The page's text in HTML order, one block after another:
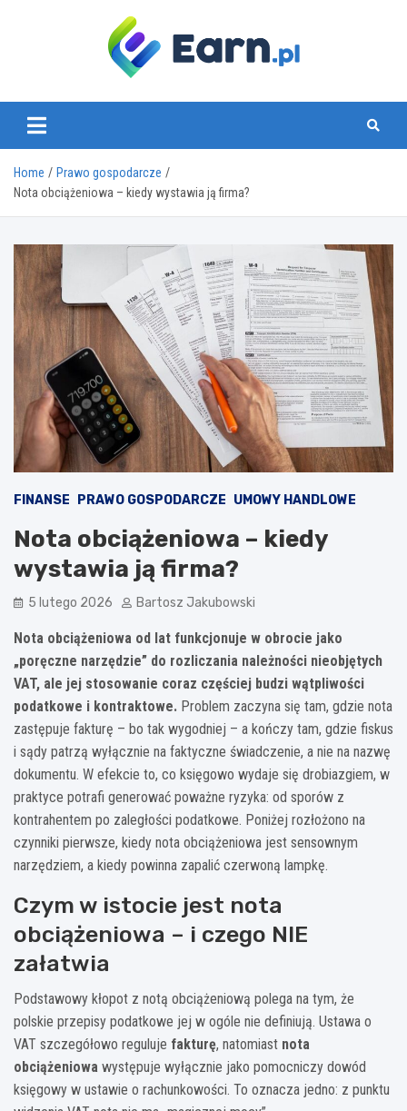
www.earn.pl
Home
Prawo gospodarcze
Nota obciążeniowa – kiedy wystawia ją firma?
FINANSE PRAWO GOSPODARCZE UMOWY HANDLOWE
Nota obciążeniowa – kiedy
wystawia ją firma?
5 lutego 2026 Bartosz Jakubowski
Nota obciążeniowa od lat funkcjonuje w obrocie jako
„poręczne narzędzie” do rozliczania należności nieobjętych
VAT, ale jej stosowanie coraz częściej budzi wątpliwości
podatkowe i kontraktowe. Problem zaczyna się tam, gdzie nota
zastępuje fakturę – bo tak wygodniej – a kończy tam, gdzie fiskus
i sądy patrzą wyłącznie na faktyczne świadczenie, a nie na nazwę
dokumentu. W efekcie to, co księgowo wydaje się drobiazgiem, w
praktyce potrafi generować poważne ryzyka: od sporów z
kontrahentem po zaległości podatkowe. Poniżej rozłożono na
czynniki pierwsze, kiedy nota obciążeniowa jest sensownym
narzędziem, a kiedy powinna zapalić czerwoną lampkę.
Czym w istocie jest nota
obciążeniowa – i czego NIE
załatwia
Podstawowy kłopot z notą obciążeniową polega na tym, że
polskie przepisy podatkowe jej w ogóle nie definiują. Ustawa o
VAT szczegółowo reguluje fakturę, natomiast nota
obciążeniowa występuje wyłącznie jako pomocniczy dowód
księgowy w ustawie o rachunkowości. To oznacza jedno: z punktu